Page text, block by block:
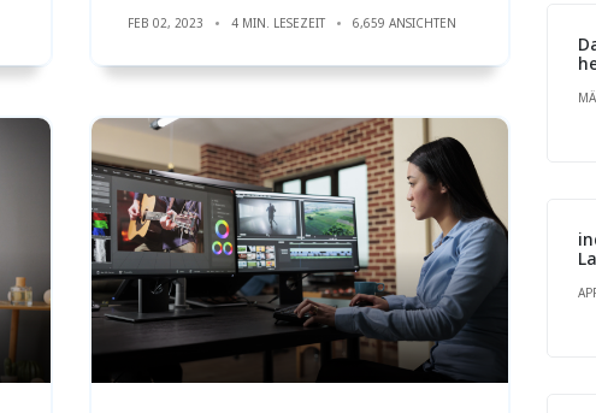
FEB 02, 2023 4 MIN. LESEZEIT 6,659 ANSICHTEN